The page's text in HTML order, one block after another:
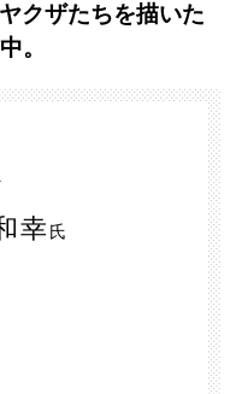
クザたちを描いた
。
幸 氏